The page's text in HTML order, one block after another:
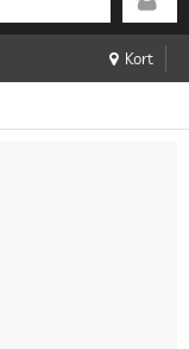
Kort